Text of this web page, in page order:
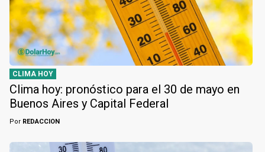
CLIMA HOY
Clima hoy: pronóstico para el 30 de mayo en
Buenos Aires y Capital Federal
Por REDACCION